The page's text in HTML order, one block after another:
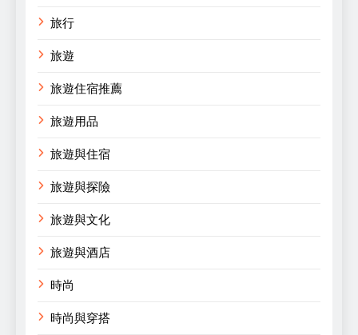
旅行
旅遊
旅遊住宿推薦
旅遊用品
旅遊與住宿
旅遊與探險
旅遊與文化
旅遊與酒店
時尚
時尚與穿搭